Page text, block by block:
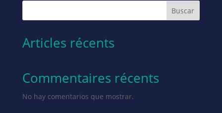
Buscar
Articles récents
Commentaires récents
No hay comentarios que mostrar.